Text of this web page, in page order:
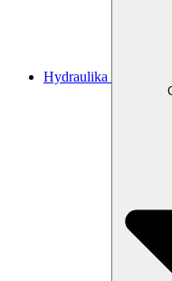
Hydraulika